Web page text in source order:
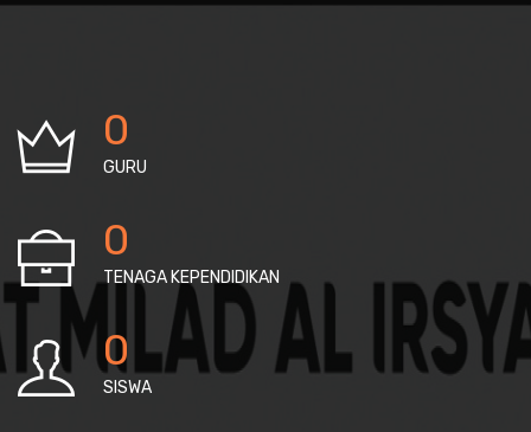
0
GURU
0
TENAGA KEPENDIDIKAN
0
SISWA